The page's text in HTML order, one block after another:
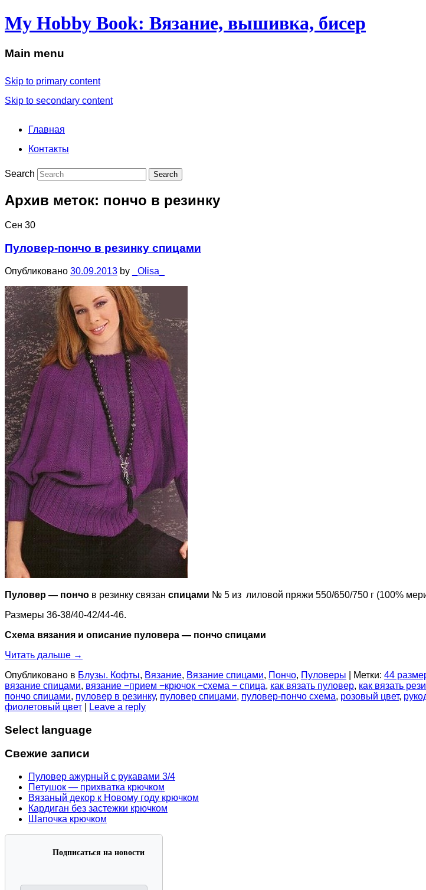
My Hobby Book: Вязание, вышивка, бисер
Main menu
Skip to primary content
Skip to secondary content
Главная
Контакты
Search
Архив меток: пончо в резинку
Сен 30
Пуловер-пончо в резинку спицами
Опубликовано 30.09.2013 by _Olisa_
Пуловер — пончо в резинку связан спицами № 5 из лиловой пряжи 550/650/750 г (100%
Размеры 36-38/40-42/44-46.
Схема вязания и описание пуловера — пончо спицами
Читать дальше →
Опубликовано в Блузы. Кофты, Вязание, Вязание спицами, Пончо, Пуловеры Метки: 44
вязание спицами, вязание −прием −крючок −схема − спица, как вязать пуловер, как вязать
пончо спицами, пуловер в резинку, пуловер спицами, пуловер-пончо схема, розовый цвет,
фиолетовый цвет
Leave a reply
Select language
Свежие записи
Пуловер ажурный с рукавами 3/4
Петушок — прихватка крючком
Вязаный декор к Новому году крючком
Кардиган без застежки крючком
Шапочка крючком
Подписаться на новости